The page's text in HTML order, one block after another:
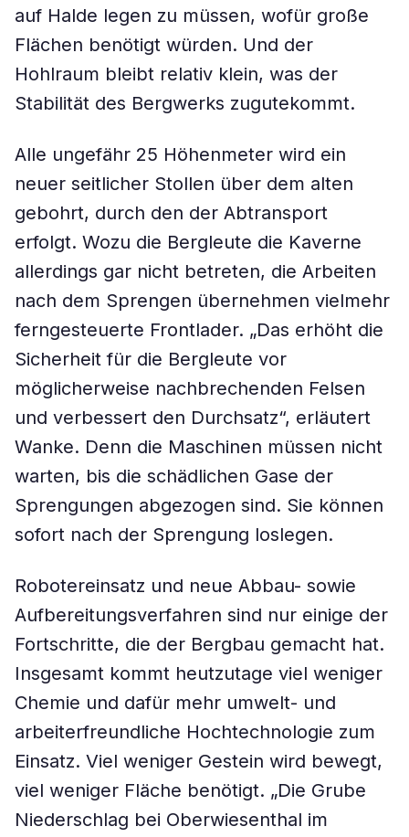
auf Halde legen zu müssen, wofür große
Flächen benötigt würden. Und der
Hohlraum bleibt relativ klein, was der
Stabilität des Bergwerks zugutekommt.
Alle ungefähr 25 Höhenmeter wird ein
neuer seitlicher Stollen über dem alten
gebohrt, durch den der Abtransport
erfolgt. Wozu die Bergleute die Kaverne
allerdings gar nicht betreten, die Arbeiten
nach dem Sprengen übernehmen vielmehr
ferngesteuerte Frontlader. „Das erhöht die
Sicherheit für die Bergleute vor
möglicherweise nachbrechenden Felsen
und verbessert den Durchsatz“, erläutert
Wanke. Denn die Maschinen müssen nicht
warten, bis die schädlichen Gase der
Sprengungen abgezogen sind. Sie können
sofort nach der Sprengung loslegen.
Robotereinsatz und neue Abbau- sowie
Aufbereitungsverfahren sind nur einige der
Fortschritte, die der Bergbau gemacht hat.
Insgesamt kommt heutzutage viel weniger
Chemie und dafür mehr umwelt- und
arbeiterfreundliche Hochtechnologie zum
Einsatz. Viel weniger Gestein wird bewegt,
viel weniger Fläche benötigt. „Die Grube
Niederschlag bei Oberwiesenthal im